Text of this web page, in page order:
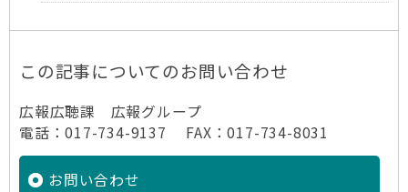
この記事についてのお問い合わせ
広報広聴課 広報グループ
電話：017-734-9137 FAX：017-734-8031
お問い合わせ